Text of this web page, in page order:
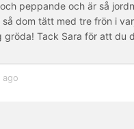
peppande och är så
dom tätt med tre frön i
Tack Sara för att du
ago